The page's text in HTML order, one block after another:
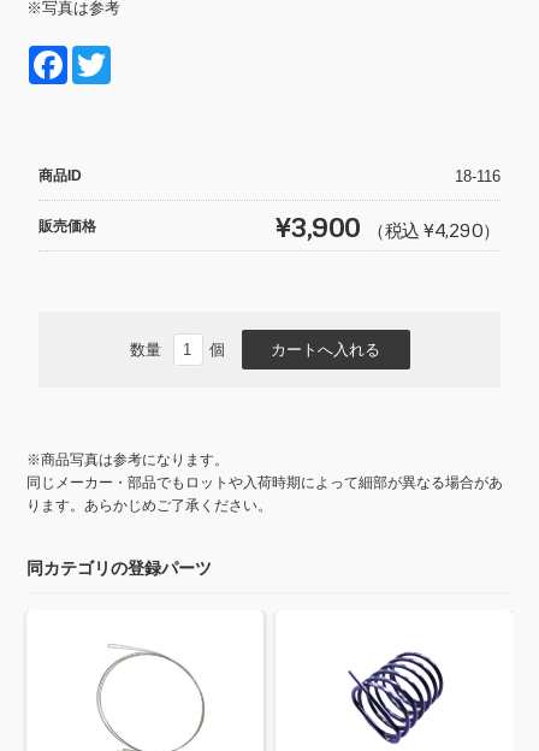
※写真は参考
F
e
b
o
商品ID 18-116
販売価格 ¥3,900 （税込 ¥4,290）
数量 個
※商品写真は参考になります。
同じメーカー・部品でもロットや入荷時期によって細部が異なる場合があ
ります。あらかじめご了承ください。
同カテゴリの登録パーツ